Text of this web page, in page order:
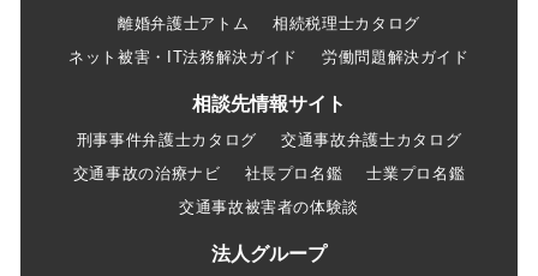
離婚弁護士アトム
相続税理士カタログ
ネット被害・IT法務解決ガイド
労働問題解決ガイド
相談先情報サイト
刑事事件弁護士カタログ
交通事故弁護士カタログ
交通事故の治療ナビ
社長プロ名鑑
士業プロ名鑑
交通事故被害者の体験談
法人グループ